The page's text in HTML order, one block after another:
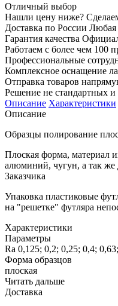
Отличный выбор
Нашли цену ниже?
Доставка по России
Гарантия качества
Работаем с более чем 100
Профессиональные
Комплексное оснащение
Отправка товаров
Решение не стандартных
Описание Характеристики
Описание
Образцы полирование
Плоская форма, материал
алюминий, чугун, а так же
Заказчика
Упаковка пластиковые
на "решетке" футляра
Характеристики
Параметры
Ra 0,125; 0,2; 0,25; 0,4;
Форма образцов
плоская
Читать дальше
Доставка